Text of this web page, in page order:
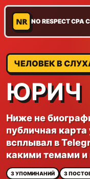
NR NO RESPECT CPA
ЧЕЛОВЕК В
ЮРИЧ
Ниже не
публичная
всплывал в
какими темами и
3 УПОМИНАНИЙ 3